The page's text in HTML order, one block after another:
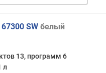
SW белый
13, программ 6
л